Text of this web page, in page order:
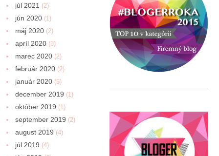
júl 2021 (2)
jún 2020 (1)
máj 2020 (2)
apríl 2020 (3)
marec 2020 (2)
február 2020 (2)
január 2020 (5)
december 2019 (1)
október 2019 (1)
september 2019 (2)
august 2019 (4)
júl 2019 (4)